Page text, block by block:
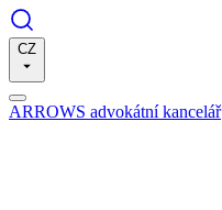
CZ
ARROWS advokátní kancelář